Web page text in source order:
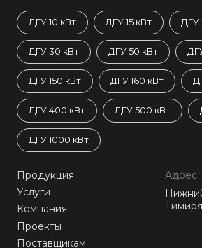
ДГУ 10 кВт ДГУ 15 кВт ДГУ
ДГУ 30 кВт ДГУ 50 кВт
ДГУ 150 кВт ДГУ 160 кВт
ДГУ 400 кВт ДГУ 500 кВт
ДГУ 1000 кВт
Продукция
Услуги
Компания
Проекты
Поставщикам
Адрес